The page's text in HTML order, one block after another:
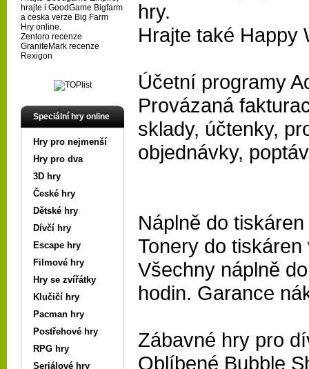
hrajte i GoodGame Bigfarm
a ceska verze Big Farm
Hry online.
Zentoro recenze
GraniteMark recenze
Rexigon
Speciální hry online
Hry pro nejmenší
Hry pro dva
3D hry
České hry
Dětské hry
Dívčí hry
Escape hry
Filmové hry
Hry se zvířátky
Klučičí hry
Pacman hry
Postřehové hry
RPG hry
Seriálové hry
hry.
Hrajte také Happy
Účetní programy
Provázaná
sklady, účtenky,
objednávky,
Náplně do tiskáren
Tonery do
Všechny náplně
hodin. Garance
Zábavné hry pro
Oblíbené Bubble